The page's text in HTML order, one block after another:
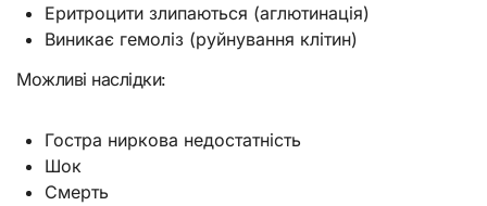
Еритроцити злипаються (аглютинація)
Виникає гемоліз (руйнування клітин)
Можливі наслідки:
Гостра ниркова недостатність
Шок
Смерть